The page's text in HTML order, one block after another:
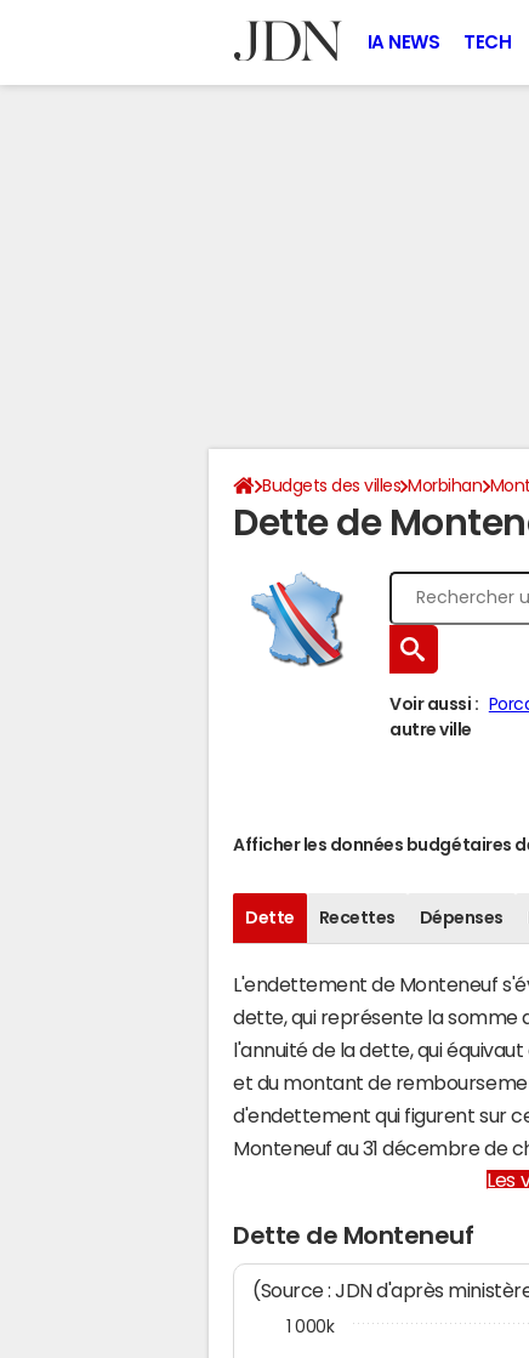
IA NEWS TECH
Budgets des villes Morbihan
Dette de
Voir aussi :
autre ville
Afficher les données budgétaires
Dette Recettes Dépenses
L'endettement de Monteneuf
dette, qui représente la somme
l'annuité de la dette, qui
et du montant de
d'endettement qui figurent sur
Monteneuf au 31 décembre de
Les
Dette de Monteneuf
(Source : JDN d'après
1 000k